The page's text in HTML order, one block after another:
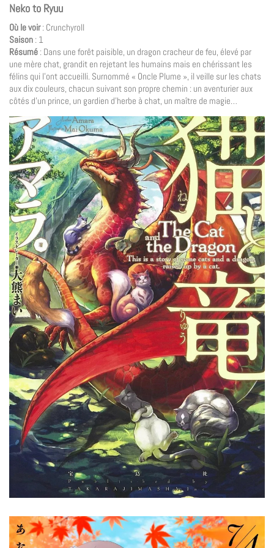
Neko to Ryuu
Où le voir: Crunchyroll
Saison : 1
Résumé : Dans une forêt paisible, un dragon cracheur de feu, élevé par
une mère chat, grandit en rejetant les humains mais en chérissant les
félins qui l’ont accueilli. Surnommé « Oncle Plume », il veille sur les chats
aux dix couleurs, chacun suivant son propre chemin : un aventurier aux
côtés d’un prince, un gardien d’herbe à chat, un maître de magie…